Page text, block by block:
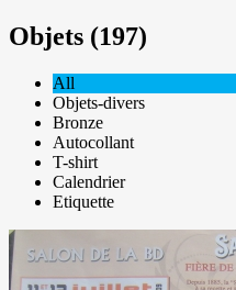
Objets (197)
All
Objets-divers
Bronze
Autocollant
T-shirt
Calendrier
Etiquette